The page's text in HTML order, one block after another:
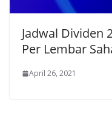
Jadwal Dividen
Per Lembar
April 26, 2021